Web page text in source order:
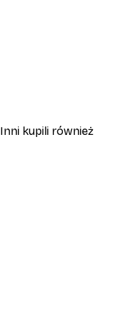
Inni kupili również